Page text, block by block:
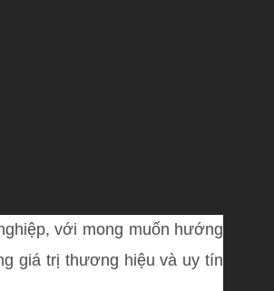
với mong muốn hướng
giá trị thương hiệu và uy tín